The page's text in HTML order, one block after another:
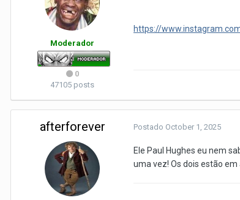
Moderador
0
47105 posts
https://
afterforever Postado October 1, 2025
Ele Paul Hughes eu nem
uma vez! Os dois estão em